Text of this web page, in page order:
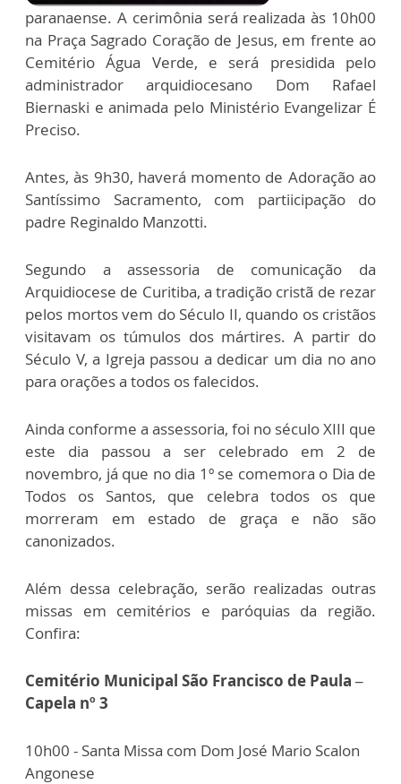
paranaense. A cerimônia será realizada às 10h00
na Praça Sagrado Coração de Jesus, em frente ao
Cemitério Água Verde, e será presidida pelo
administrador arquidiocesano Dom Rafael
Biernaski e animada pelo Ministério Evangelizar É
Preciso.
Antes, às 9h30, haverá momento de Adoração ao
Santíssimo Sacramento, com partiicipação do
padre Reginaldo Manzotti.
Segundo a assessoria de comunicação da
Arquidiocese de Curitiba, a tradição cristã de rezar
pelos mortos vem do Século II, quando os cristãos
visitavam os túmulos dos mártires. A partir do
Século V, a Igreja passou a dedicar um dia no ano
para orações a todos os falecidos.
Ainda conforme a assessoria, foi no século XIII que
este dia passou a ser celebrado em 2 de
novembro, já que no dia 1º se comemora o Dia de
Todos os Santos, que celebra todos os que
morreram em estado de graça e não são
canonizados.
Além dessa celebração, serão realizadas outras
missas em cemitérios e paróquias da região.
Confira:
Cemitério Municipal São Francisco de Paula –
Capela nº 3
10h00 - Santa Missa com Dom José Mario Scalon
Angonese